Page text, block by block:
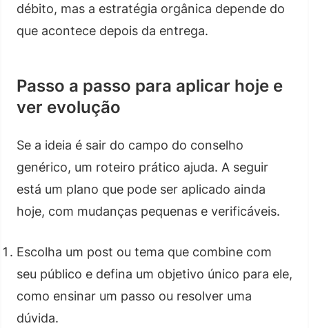
débito, mas a estratégia orgânica depende do
que acontece depois da entrega.
Passo a passo para aplicar hoje e
ver evolução
Se a ideia é sair do campo do conselho
genérico, um roteiro prático ajuda. A seguir
está um plano que pode ser aplicado ainda
hoje, com mudanças pequenas e verificáveis.
Escolha um post ou tema que combine com
seu público e defina um objetivo único para ele,
como ensinar um passo ou resolver uma
dúvida.